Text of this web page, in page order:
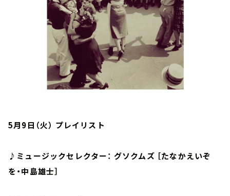
5月9日（火） プレイリスト
♪ミュージックセレクター： グソクムズ ［たなかえいぞ
を・中島雄士］